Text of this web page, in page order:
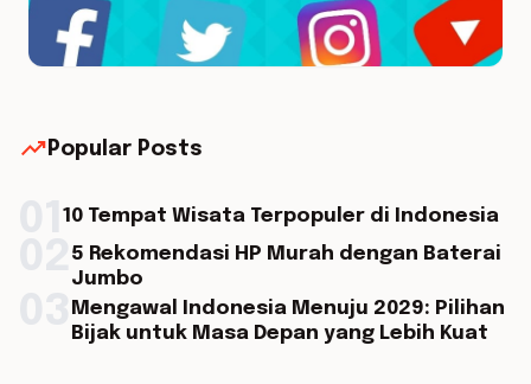
trending_up Popular Posts
10 Tempat Wisata Terpopuler di Indonesia
5 Rekomendasi HP Murah dengan Baterai
Jumbo
Mengawal Indonesia Menuju 2029: Pilihan
Bijak untuk Masa Depan yang Lebih Kuat